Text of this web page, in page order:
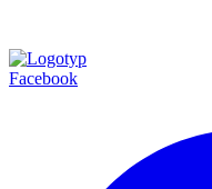
Facebook